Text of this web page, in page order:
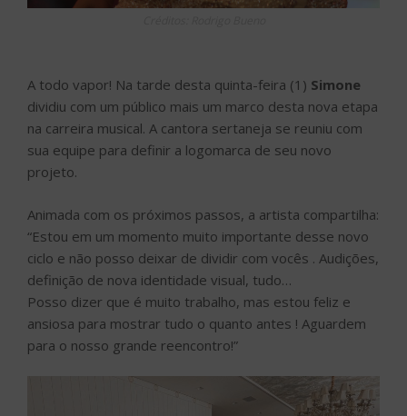
A todo vapor! Na tarde desta quinta-feira (1) Simone
dividiu com um público mais um marco desta nova etapa
na carreira musical. A cantora sertaneja se reuniu com
sua equipe para definir a logomarca de seu novo
projeto.
Animada com os próximos passos, a artista compartilha:
“Estou em um momento muito importante desse novo
ciclo e não posso deixar de dividir com vocês . Audições,
definição de nova identidade visual, tudo…
Posso dizer que é muito trabalho, mas estou feliz e
ansiosa para mostrar tudo o quanto antes ! Aguardem
para o nosso grande reencontro!”